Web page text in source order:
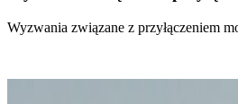
Wyzwania związane z przyłączeniem